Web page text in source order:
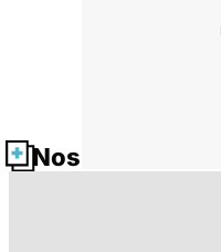
Nos fiches santé